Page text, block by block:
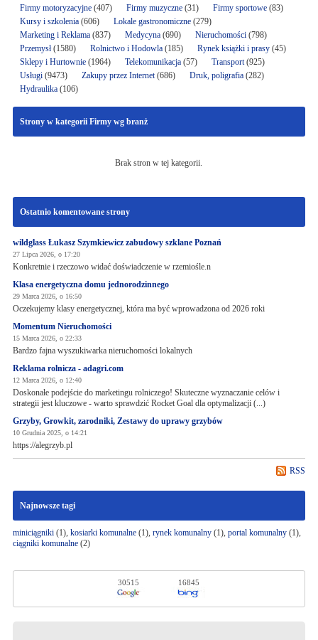
Firmy motoryzacyjne(407) Firmy muzyczne(31) Firmy sportowe(83)
Kursy i szkolenia(606) Lokale gastronomiczne(279)
Marketing i Reklama(837) Medycyna(690) Nieruchomości(798)
Przemysł(1580) Rolnictwo i Hodowla(185) Rynek książki i prasy(45)
Sklepy i Hurtownie(1964) Telekomunikacja(57) Transport(925)
Usługi(9473) Zakupy przez Internet(686) Druk, poligrafia(282)
Hydraulika(106)
Strony w kategorii Firmy wg branż
Brak stron w tej kategorii.
Ostatnio komentowane strony
wildglass Łukasz Szymkiewicz zabudowy szklane Poznań
27 Lipca 2026, o 17:20
Konkretnie i rzeczowo widać doświadczenie w rzemiośle.n
Klasa energetyczna domu jednorodzinnego
29 Marca 2026, o 16:50
Oczekujemy klasy energetycznej, która ma być wprowadzona od 2026 roki
Momentum Nieruchomości
15 Marca 2026, o 22:33
Bardzo fajna wyszukiwarka nieruchomości lokalnych
Reklama rolnicza - adagri.com
12 Marca 2026, o 12:40
Doskonałe podejście do marketingu rolniczego! Skuteczne wyznaczanie celów i
strategii jest kluczowe - warto sprawdzić Rocket Goal dla optymalizacji (...)
Grzyby, Growkit, zarodniki, Zestawy do uprawy grzybów
10 Grudnia 2025, o 14:21
https://alegrzyb.pl
RSS
Najnowsze tagi
miniciągniki(1), kosiarki komunalne(1), rynek komunalny(1), portal komunalny(1),
ciągniki komunalne(2)
30515 16845